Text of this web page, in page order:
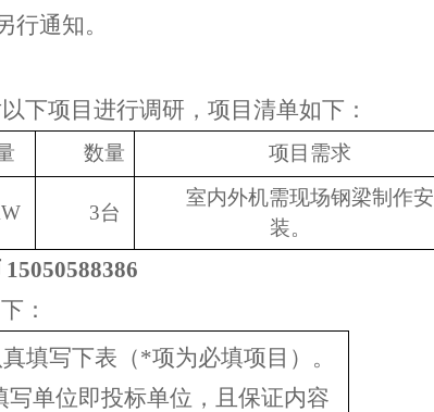
行通知。
下项目进行调研，项目清单如下：
数量
项目需求
3台
室内外机需现场钢梁制作安
装。
15050588386
：
填写下表（*项为必填项目）。
单位即投标单位，且保证内容